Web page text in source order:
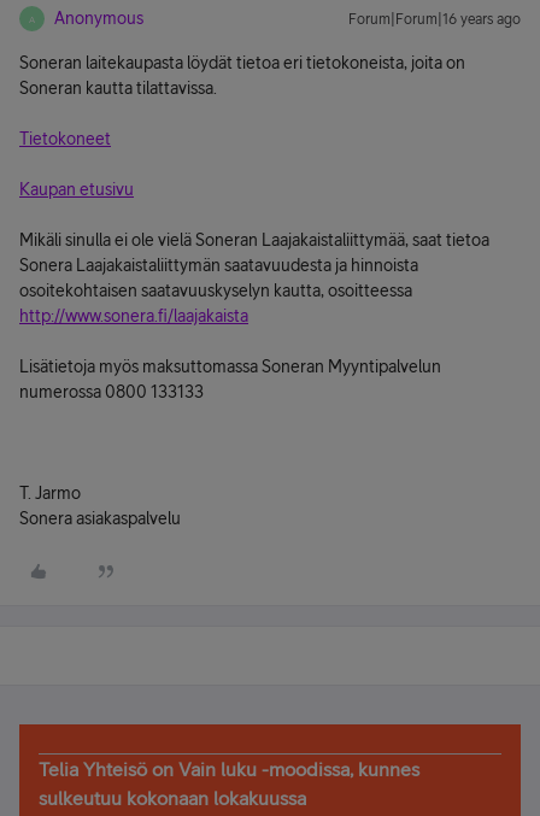
A Anonymous Forum|Forum|16 years ago
Soneran laitekaupasta löydät tietoa eri tietokoneista, joita on
Soneran kautta tilattavissa.
Tietokoneet
Kaupan etusivu
Mikäli sinulla ei ole vielä Soneran Laajakaistaliittymää, saat tietoa
Sonera Laajakaistaliittymän saatavuudesta ja hinnoista
osoitekohtaisen saatavuuskyselyn kautta, osoitteessa
http://www.sonera.fi/laajakaista
Lisätietoja myös maksuttomassa Soneran Myyntipalvelun
numerossa 0800 133133
T. Jarmo
Sonera asiakaspalvelu
Telia Yhteisö on Vain luku -moodissa, kunnes
sulkeutuu kokonaan lokakuussa